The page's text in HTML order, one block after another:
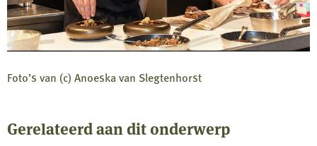
Foto’s van (c) Anoeska van Slegtenhorst
Gerelateerd aan dit onderwerp